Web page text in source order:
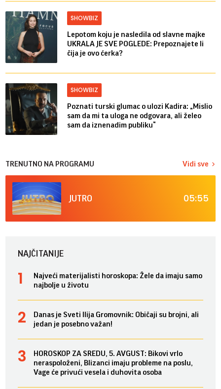
SHOWBIZ
Lepotom koju je nasledila od slavne majke
UKRALA JE SVE POGLEDE: Prepoznajete li
čija je ovo ćerka?
SHOWBIZ
Poznati turski glumac o ulozi Kadira: „Mislio
sam da mi ta uloga ne odgovara, ali želeo
sam da iznenadim publiku“
TRENUTNO NA PROGRAMU Vidi sve
JUTRO 05:55
NAJČITANIJE
Najveći materijalisti horoskopa: Žele da imaju samo
najbolje u životu
Danas je Sveti Ilija Gromovnik: Običaji su brojni, ali
jedan je posebno važan!
HOROSKOP ZA SREDU, 5. AVGUST: Bikovi vrlo
neraspoloženi, Blizanci imaju probleme na poslu,
Vage će privući vesela i duhovita osoba